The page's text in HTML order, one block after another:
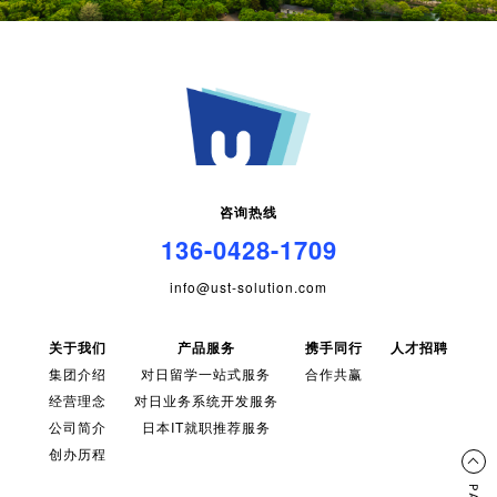
咨询热线
136-0428-1709
info@ust-solution.com
关于我们
集团介绍
经营理念
公司简介
创办历程
产品服务
对日留学一站式服务
对日业务系统开发服务
日本IT就职推荐服务
携手同行
合作共赢
人才招聘